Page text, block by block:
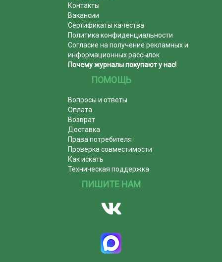
Контакты
Вакансии
Сертификаты качества
Политика конфиденциальности
Согласие на получение рекламных и
информационных рассылок
Почему журналы покупают у нас!
ПОМОЩЬ
Вопросы и ответы
Оплата
Возврат
Доставка
Права потребителя
Проверка совместимости
Как искать
Техническая поддержка
ПИШИТЕ НАМ